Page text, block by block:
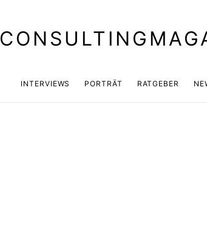
INTERVIEWS PORTRÄT RATGEBER